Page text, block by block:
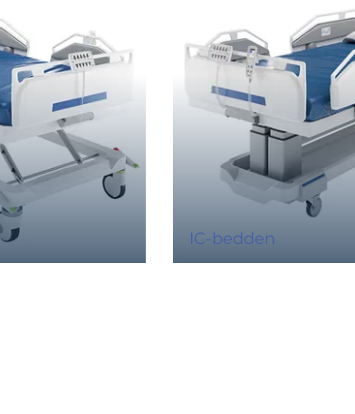
IC-bedden